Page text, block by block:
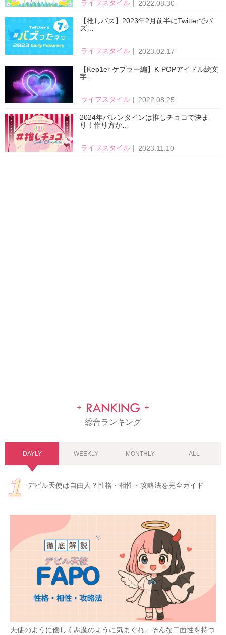
ライフスタイル 2022.08.30
【推しバズ】2023年2月前半にTwitterでバ
ズ…
ライフスタイル 2023.02.17
【Kep1er ケプラー編】K-POPアイドル絵文
字…
ライフスタイル 2022.08.25
2024年バレンタインは推しチョコで決ま
り！作り方か…
ライフスタイル 2023.11.10
総合ランキング
DAYLY WEEKLY MONTHLY ALL
デビル天使は自由人？性格・相性・攻略法を完全ガイド
天使のように優しく悪魔のように気まぐれ、そんな二面性を持つ